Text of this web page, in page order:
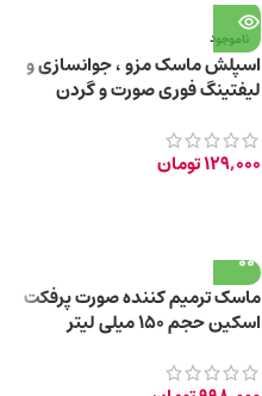
ناموجود
اسپلش ماسک مزو ، جوانسازی و
لیفتینگ فوری صورت و گردن
129,000تومان
ماسک ترمیم کننده صورت پرفکت
اسکین حجم ۱۵۰ میلی لیتر